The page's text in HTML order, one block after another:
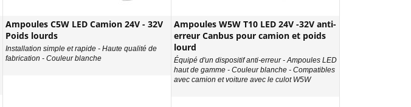
Ampoules C5W LED Camion 24V - 32V
Poids lourds
Installation simple et rapide - Haute qualité de
fabrication - Couleur blanche
Ampoules W5W T10 LED 24V -32V anti-
erreur Canbus pour camion et poids
lourd
Équipé d'un dispositif anti-erreur - Ampoules LED
haut de gamme - Couleur blanche - Compatibles
avec camion et voiture avec le culot W5W